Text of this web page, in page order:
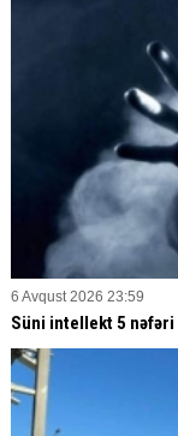
6 Avqust 2026 23:59
Süni intellekt 5 nəfəri